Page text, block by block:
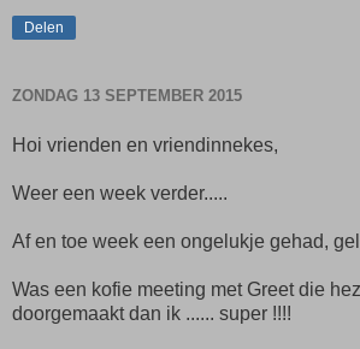
Delen
ZONDAG 13 SEPTEMBER 2015
Hoi vrienden en vriendinnekes,
Weer een week verder.....
Af en toe week een ongelukje gehad,
Was een kofie meeting met Greet die
doorgemaakt dan ik ...... super !!!!